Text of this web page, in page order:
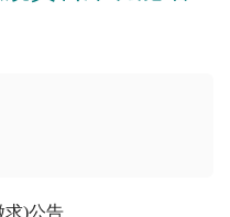
求)公告